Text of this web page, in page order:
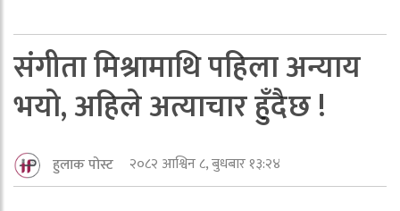
संगीता मिश्रामाथि पहिला अन्याय
भयो, अहिले अत्याचार हुँदैछ !
हुलाक पोस्ट २०८२ आश्विन ८, बुधबार १३:२४